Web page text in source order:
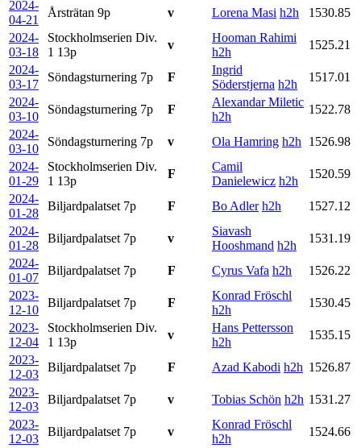
2024-
04-21
Årsträtan 9p v Lorena Masi h2h
1530.85
2024-
03-18
Stockholmserien Div.
1 13p
v
Hooman Rahimi
h2h
1525.21
2024-
03-17
Söndagsturnering 7p F
Ingrid
Söderstjerna h2h
1517.01
2024-
03-10
Söndagsturnering 7p F
Alexandar Miletic
h2h
1522.78
2024-
03-10
Söndagsturnering 7p v Ola Hamring h2h
1526.98
2024-
01-29
Stockholmserien Div.
1 13p
F
Camil
Danielewicz h2h
1520.59
2024-
01-28
Biljardpalatset 7p F Bo Adler h2h
1527.12
2024-
01-28
Biljardpalatset 7p v
Siavash
Hooshmand h2h
1531.19
2024-
01-07
Biljardpalatset 7p F Cyrus Vafa h2h
1526.22
2023-
12-10
Biljardpalatset 7p F
Konrad Fröschl
h2h
1530.45
2023-
12-04
Stockholmserien Div.
1 13p
v
Hans Pettersson
h2h
1535.15
2023-
12-03
Biljardpalatset 7p F Azad Kabodi h2h 1526.87
2023-
12-03
Biljardpalatset 7p v Tobias Schön h2h 1531.27
2023-
12-03
Biljardpalatset 7p v
Konrad Fröschl
h2h
1524.66